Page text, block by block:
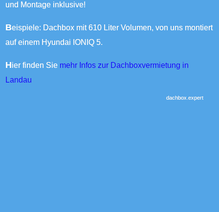
und Montage inklusive!
Beispiele: Dachbox mit 610 Liter Volumen, von uns montiert
auf einem Hyundai IONIQ 5.
Hier finden Sie mehr Infos zur Dachboxvermietung in
Landau
dachbox.expert